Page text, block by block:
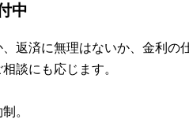
中
返済に無理はないか、金利の
談にも応じます。
。